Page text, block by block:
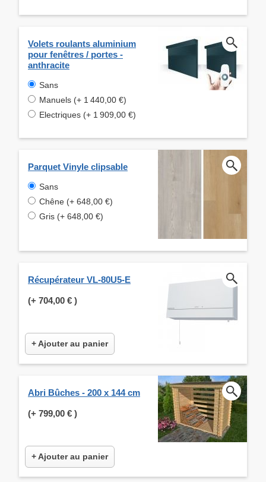
Volets roulants aluminium
pour fenêtres / portes -
anthracite
Sans
Manuels (+ 1 440,00 €)
Electriques (+ 1 909,00 €)
Parquet Vinyle clipsable
Sans
Chêne (+ 648,00 €)
Gris (+ 648,00 €)
Récupérateur VL-80U5-E
(+ 704,00 € )
+ Ajouter au panier
Abri Bûches - 200 x 144 cm
(+ 799,00 € )
+ Ajouter au panier